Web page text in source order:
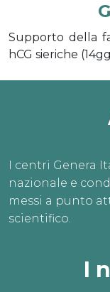
Supporto della
hCG sieriche
I centri Genera
nazionale e
messi a punto
scientifico.
I